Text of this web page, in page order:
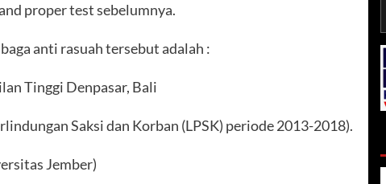
proper test sebelumnya.
anti rasuah tersebut adalah :
Tinggi Denpasar, Bali
Saksi dan Korban (LPSK) periode 2013-2018).
Jember)